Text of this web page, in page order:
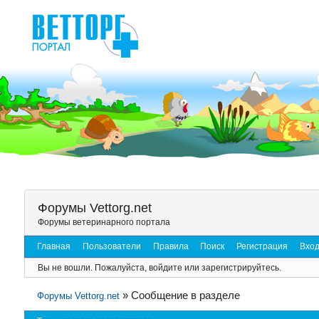
Форумы Vettorg.net
Форумы ветеринарного портала
Главная Пользователи Правила Поиск Регистрация Вход
Вы не вошли. Пожалуйста, войдите или зарегистрируйтесь.
Форумы Vettorg.net »Сообщение в разделе